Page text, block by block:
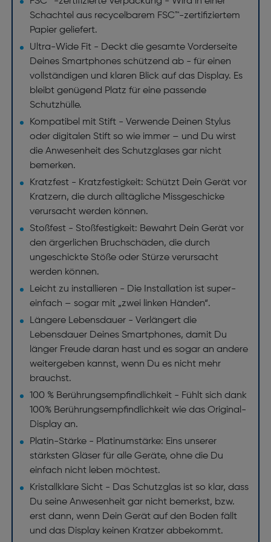
Schachtel aus recycelbarem FSC™-zertifiziertem
Papier geliefert.
Ultra-Wide Fit - Deckt die gesamte Vorderseite
Deines Smartphones schützend ab - für einen
vollständigen und klaren Blick auf das Display. Es
bleibt genügend Platz für eine passende
Schutzhülle.
Kompatibel mit Stift - Verwende Deinen Stylus
oder digitalen Stift so wie immer – und Du wirst
die Anwesenheit des Schutzglases gar nicht
bemerken.
Kratzfest - Kratzfestigkeit: Schützt Dein Gerät vor
Kratzern, die durch alltägliche Missgeschicke
verursacht werden können.
Stoßfest - Stoßfestigkeit: Bewahrt Dein Gerät vor
den ärgerlichen Bruchschäden, die durch
ungeschickte Stöße oder Stürze verursacht
werden können.
Leicht zu installieren - Die Installation ist super-
einfach – sogar mit „zwei linken Händen“.
Längere Lebensdauer - Verlängert die
Lebensdauer Deines Smartphones, damit Du
länger Freude daran hast und es sogar an andere
weitergeben kannst, wenn Du es nicht mehr
brauchst.
100 % Berührungsempfindlichkeit - Fühlt sich dank
100% Berührungsempfindlichkeit wie das Original-
Display an.
Platin-Stärke - Platinumstärke: Eins unserer
stärksten Gläser für alle Geräte, ohne die Du
einfach nicht leben möchtest.
Kristallklare Sicht - Das Schutzglas ist so klar, dass
Du seine Anwesenheit gar nicht bemerkst, bzw.
erst dann, wenn Dein Gerät auf den Boden fällt
und das Display keinen Kratzer abbekommt.